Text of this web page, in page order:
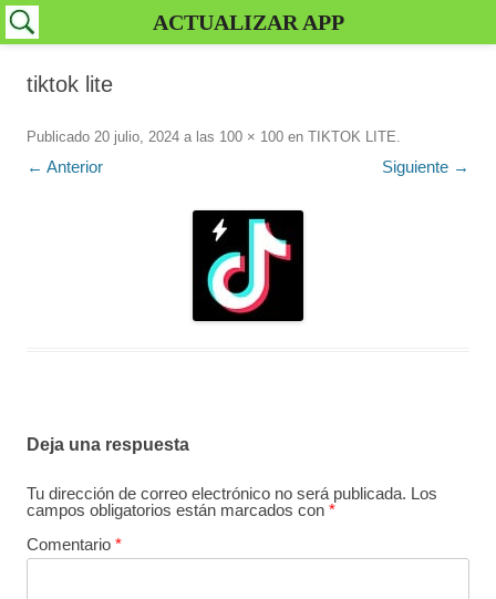
tiktok lite
Publicado 20 julio, 2024 a las 100 × 100 en TIKTOK LITE.
← Anterior Siguiente →
Deja una respuesta
Tu dirección de correo electrónico no será publicada. Los
campos obligatorios están marcados con *
Comentario *
ACTUALIZAR APP